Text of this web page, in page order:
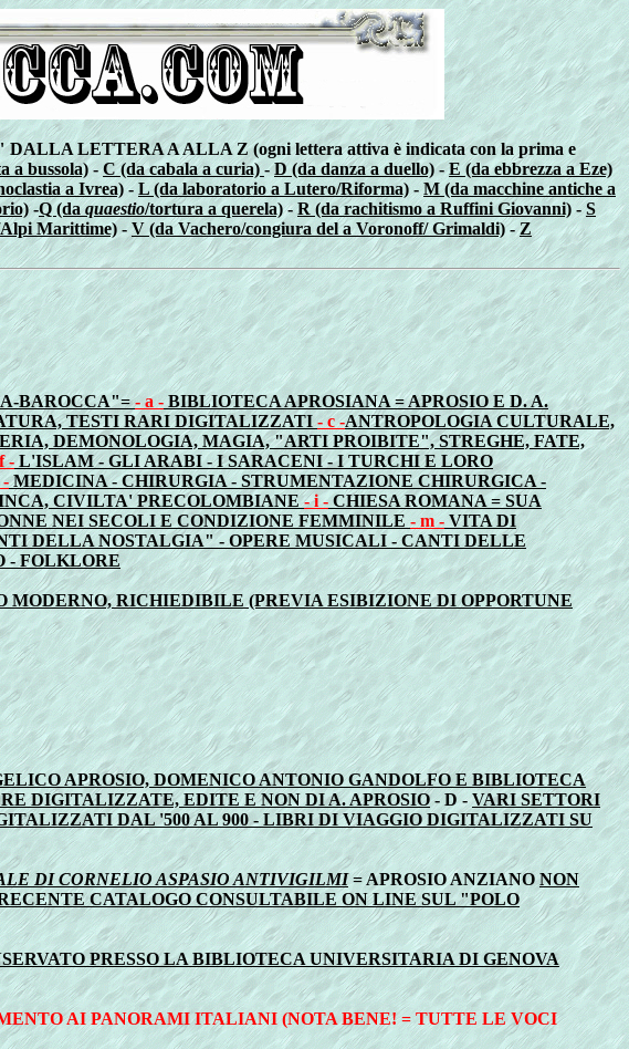
LETTERA A ALLA Z (ogni lettera attiva è indicata con la prima e
a bussola)-C (da cabala a curia) -D (da danza a duello)-E (da ebbrezza a Eze)
a Ivrea) -L (da laboratorio a Lutero/Riforma) - M (da macchine antiche a
-Q (da quaestio/tortura a querela)- R (da rachitismo a Ruffini Giovanni) -S
Alpi Marittime) - V (da Vachero/congiura del a Voronoff/ Grimaldi)-Z
BAROCCA"=- a -BIBLIOTECA APROSIANA = APROSIO E D. A.
TESTI RARI DIGITALIZZATI - c -ANTROPOLOGIA CULTURALE,
DEMONOLOGIA, MAGIA, "ARTI PROIBITE", STREGHE, FATE,
-L'ISLAM - GLI ARABI - I SARACENI - I TURCHI E LORO
-MEDICINA - CHIRURGIA - STRUMENTAZIONE CHIRURGICA -
CIVILTA' PRECOLOMBIANE- i -CHIESA ROMANA = SUA
NEI SECOLI E CONDIZIONE FEMMINILE - m - VITA DI
DELLA NOSTALGIA" - OPERE MUSICALI - CANTI DELLE
- FOLKLORE
RICHIEDIBILE (PREVIA ESIBIZIONE DI OPPORTUNE
APROSIO, DOMENICO ANTONIO GANDOLFO E BIBLIOTECA
DIGITALIZZATE, EDITE E NON DI A. APROSIO- D -VARI SETTORI
DAL '500 AL 900 - LIBRI DI VIAGGIO DIGITALIZZATI SU
DI CORNELIO ASPASIO ANTIVIGILMI= APROSIO ANZIANONON
CATALOGO CONSULTABILE ON LINE SUL "POLO
PRESSO LA BIBLIOTECA UNIVERSITARIA DI GENOVA
AI PANORAMI ITALIANI (NOTA BENE! = TUTTE LE VOCI